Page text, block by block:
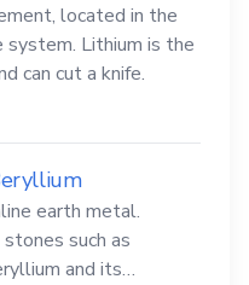
located in the
Lithium is the
can cut a knife.
earth metal.
such as
and its